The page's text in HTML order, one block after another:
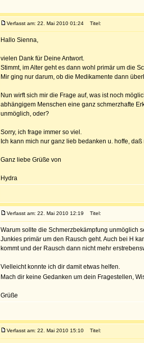
Verfasst am: 22. Mai 2010 01:24 Titel:
Hallo Sienna,
vielen Dank für Deine Antwort.
Stimmt, im Alter geht es dann wohl primär um die
Mir ging nur darum, ob die Medikamente dann
Nun wirft sich mir die Frage auf, was ist noch
abhängigem Menschen eine ganz schmerzhafte
unmöglich, oder?
Sorry, ich frage immer so viel.
Ich kann mich nur ganz lieb bedanken u. hoffe,
Ganz liebe Grüße von
Hydra
Verfasst am: 22. Mai 2010 12:19 Titel:
Warum sollte die Schmerzbekämpfung unmöglich
Junkies primär um den Rausch geht. Auch bei H
kommt und der Rausch dann nicht mehr
Vielleicht konnte ich dir damit etwas helfen.
Mach dir keine Gedanken um dein Fragestellen,
Grüße
Verfasst am: 22. Mai 2010 15:10 Titel: